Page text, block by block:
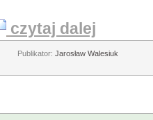
czytaj dalej
Publikator: Jarosław Walesiuk